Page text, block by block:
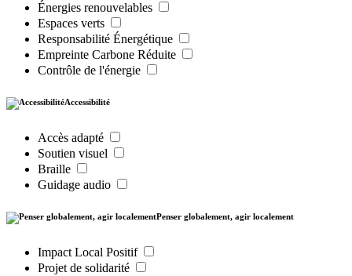
Énergies renouvelables
Espaces verts
Responsabilité Énergétique
Empreinte Carbone Réduite
Contrôle de l'énergie
Accessibilité
Accès adapté
Soutien visuel
Braille
Guidage audio
Penser globalement, agir localement
Impact Local Positif
Projet de solidarité